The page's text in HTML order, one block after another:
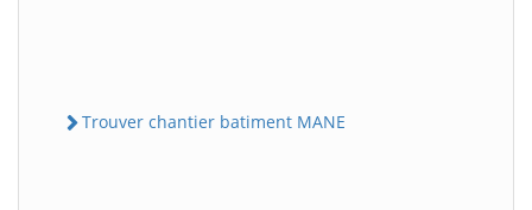
Trouver chantier batiment MANE